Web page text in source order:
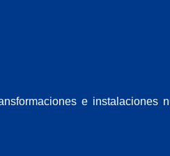
e instalaciones